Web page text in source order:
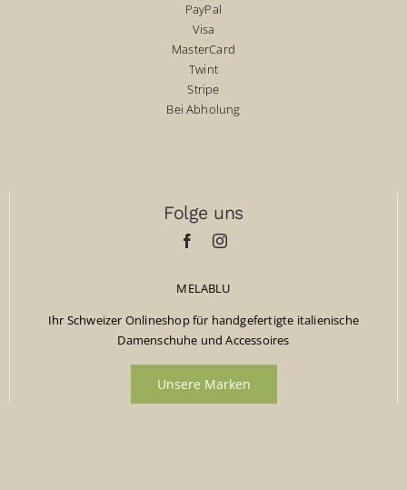
PayPal
Visa
MasterCard
Twint
Stripe
Bei Abholung
Folge uns
MELABLU
Ihr Schweizer Onlineshop für handgefertigte italienische
Damenschuhe und Accessoires
Unsere Marken